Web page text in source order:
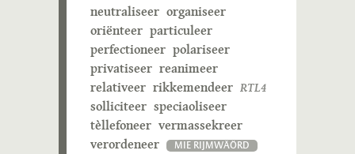
neutraliseer organiseer
oriënteer particuleer
perfectioneer polariseer
privatiseer reanimeer
relativeer rikkemendeer RTL4
solliciteer speciaoliseer
tèllefoneer vermassekreer
verordeneer
MIE RIJMWÄÖRD